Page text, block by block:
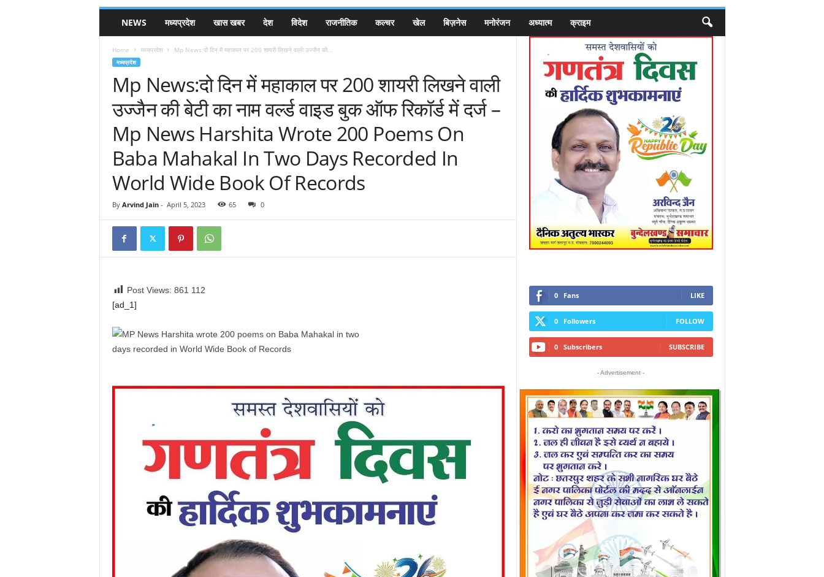
NEWS मध्यप्रदेश खास खबर देश विदेश राजनीतिक कल्चर खेल बिज़नेस मनोरंजन अध्यात्म क्राइम
Home मध्यप्रदेश Mp News:दो दिन में महाकाल पर 200 शायरी लिखने वाली उज्जैन की...
मध्यप्रदेश
Mp News:दो दिन में महाकाल पर 200 शायरी लिखने वाली
उज्जैन की बेटी का नाम वर्ल्ड वाइड बुक ऑफ रिकॉर्ड में दर्ज –
Mp News Harshita Wrote 200 Poems On
Baba Mahakal In Two Days Recorded In
World Wide Book Of Records
By Arvind Jain- April 5, 2023 65 0
Post Views: 861 112
[ad_1]
0 Fans LIKE
0 Followers FOLLOW
0 Subscribers SUBSCRIBE
- Advertisement -